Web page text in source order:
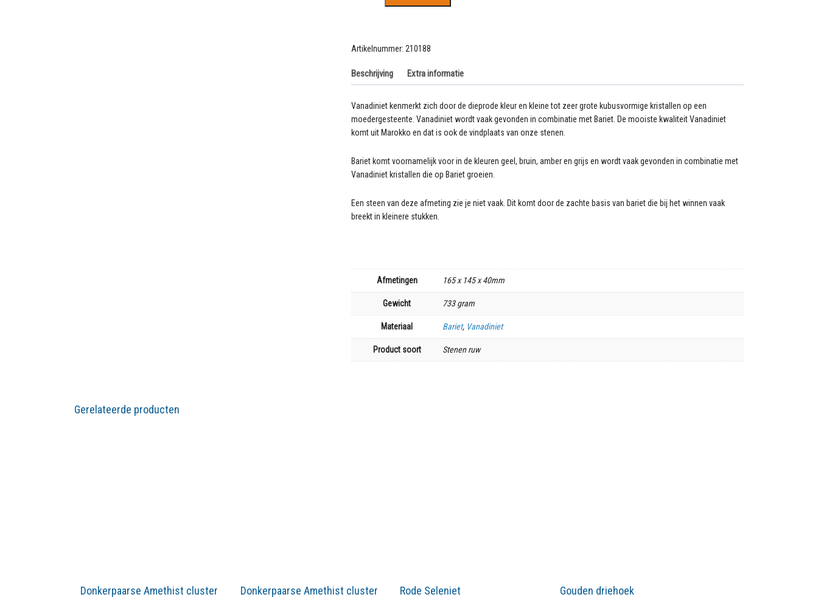
van
een
basis
van
Bariet
733
aantal
Artikelnummer: 210188
Beschrijving Extra informatie
Vanadiniet kenmerkt zich door de dieprode kleur en kleine tot zeer grote kubusvormige kristallen op een
moedergesteente. Vanadiniet wordt vaak gevonden in combinatie met Bariet. De mooiste kwaliteit Vanadiniet
komt uit Marokko en dat is ook de vindplaats van onze stenen.
Bariet komt voornamelijk voor in de kleuren geel, bruin, amber en grijs en wordt vaak gevonden in combinatie met
Vanadiniet kristallen die op Bariet groeien.
Een steen van deze afmeting zie je niet vaak. Dit komt door de zachte basis van bariet die bij het winnen vaak
breekt in kleinere stukken.
Afmetingen 165 x 145 x 40mm
Gewicht 733 gram
Materiaal Bariet, Vanadiniet
Product soort Stenen ruw
Gerelateerde producten
Donkerpaarse Amethist cluster Donkerpaarse Amethist cluster Rode Seleniet Gouden driehoek